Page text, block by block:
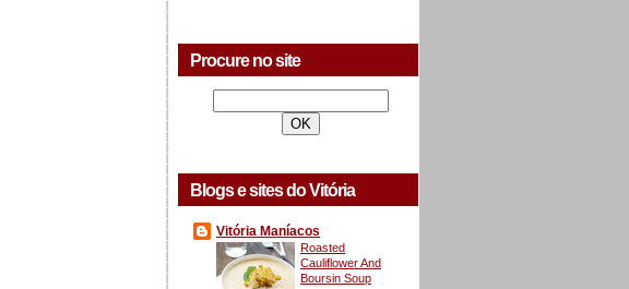
Procure no site
Blogs e sites do Vitória
Vitória Maníacos
Roasted
Cauliflower And
Boursin Soup